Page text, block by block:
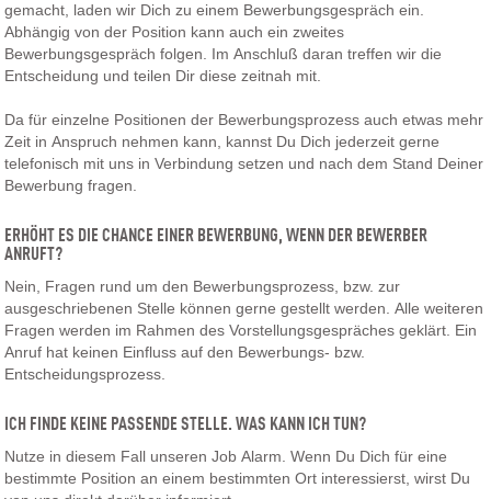
gemacht, laden wir Dich zu einem Bewerbungsgespräch ein.
Abhängig von der Position kann auch ein zweites
Bewerbungsgespräch folgen. Im Anschluß daran treffen wir die
Entscheidung und teilen Dir diese zeitnah mit.
Da für einzelne Positionen der Bewerbungsprozess auch etwas mehr
Zeit in Anspruch nehmen kann, kannst Du Dich jederzeit gerne
telefonisch mit uns in Verbindung setzen und nach dem Stand Deiner
Bewerbung fragen.
ERHÖHT ES DIE CHANCE EINER BEWERBUNG, WENN DER BEWERBER
ANRUFT?
Nein, Fragen rund um den Bewerbungsprozess, bzw. zur
ausgeschriebenen Stelle können gerne gestellt werden. Alle weiteren
Fragen werden im Rahmen des Vorstellungsgespräches geklärt. Ein
Anruf hat keinen Einfluss auf den Bewerbungs- bzw.
Entscheidungsprozess.
ICH FINDE KEINE PASSENDE STELLE. WAS KANN ICH TUN?
Nutze in diesem Fall unseren Job Alarm. Wenn Du Dich für eine
bestimmte Position an einem bestimmten Ort interessierst, wirst Du